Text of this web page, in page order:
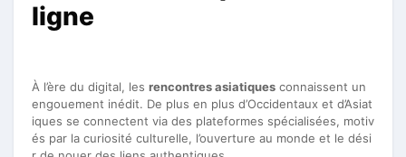
ligne
À l’ère du digital, les rencontres asiatiques connaissent un
engouement inédit. De plus en plus d’Occidentaux et d’Asiat
iques se connectent via des plateformes spécialisées, motiv
és par la curiosité culturelle, l’ouverture au monde et le dési